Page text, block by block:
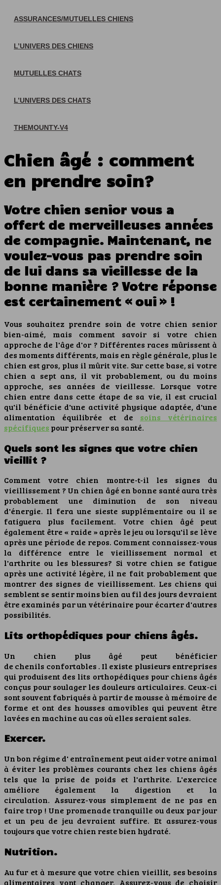
ASSURANCES/MUTUELLES CHIENS
L’UNIVERS DES CHIENS
MUTUELLES CHATS
L’UNIVERS DES CHATS
THEMOUNTY-V4
Chien âgé : comment
en prendre soin?
Votre chien senior vous a
offert de merveilleuses années
de compagnie. Maintenant, ne
voulez-vous pas prendre soin
de lui dans sa vieillesse de la
bonne manière ? Votre réponse
est certainement « oui » !
Vous souhaitez prendre soin de votre chien senior
bien-aimé, mais comment savoir si votre chien
approche de l'âge d'or ? Différentes races mûrissent à
des moments différents, mais en règle générale, plus le
chien est gros, plus il mûrit vite. Sur cette base, si votre
chien a sept ans, il vit probablement, ou du moins
approche, ses années de vieillesse. Lorsque votre
chien entre dans cette étape de sa vie, il est crucial
qu'il bénéficie d'une activité physique adaptée, d'une
alimentation équilibrée et de soins vétérinaires
spécifiques pour préserver sa santé.
Quels sont les signes que votre chien
vieillit ?
Comment votre chien montre-t-il les signes du
vieillissement ? Un chien âgé en bonne santé aura très
probablement une diminution de son niveau
d'énergie. Il fera une sieste supplémentaire ou il se
fatiguera plus facilement. Votre chien âgé peut
également être « raide » après le jeu ou lorsqu'il se lève
après une période de repos. Comment connaissez-vous
la différence entre le vieillissement normal et
l'arthrite ou les blessures? Si votre chien se fatigue
après une activité légère, il ne fait probablement que
montrer des signes de vieillissement. Les chiens qui
semblent se sentir moins bien au fil des jours devraient
être examinés par un vétérinaire pour écarter d'autres
possibilités.
Lits orthopédiques pour chiens âgés.
Un chien plus âgé peut bénéficier
de chenils confortables . Il existe plusieurs entreprises
qui produisent des lits orthopédiques pour chiens âgés
conçus pour soulager les douleurs articulaires. Ceux-ci
sont souvent fabriqués à partir de mousse à mémoire de
forme et ont des housses amovibles qui peuvent être
lavées en machine au cas où elles seraient sales.
Exercer.
Un bon régime d' entraînement peut aider votre animal
à éviter les problèmes courants chez les chiens âgés
tels que la prise de poids et l'arthrite. L'exercice
améliore également la digestion et la
circulation. Assurez-vous simplement de ne pas en
faire trop ! Une promenade tranquille ou deux par jour
et un peu de jeu devraient suffire. Et assurez-vous
toujours que votre chien reste bien hydraté.
Nutrition.
Au fur et à mesure que votre chien vieillit, ses besoins
alimentaires vont changer. Assurez-vous de choisir